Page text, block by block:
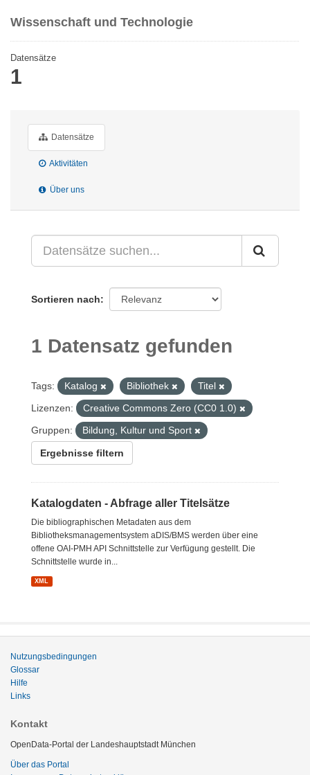
Wissenschaft und Technologie
Datensätze
1
Datensätze
Aktivitäten
Über uns
Sortieren nach
1 Datensatz gefunden
Tags: Katalog Bibliothek
Titel
Lizenzen:
Creative Commons Zero (CC0 1.0)
Gruppen:
Bildung, Kultur und Sport
Ergebnisse filtern
Katalogdaten - Abfrage aller Titelsätze
Die bibliographischen Metadaten aus dem
Bibliotheksmanagementsystem aDIS/BMS werden über eine
offene OAI-PMH API Schnittstelle zur Verfügung gestellt. Die
Schnittstelle wurde in...
XML
Nutzungsbedingungen
Glossar
Hilfe
Links
Kontakt
OpenData-Portal der Landeshauptstadt München
Über das Portal